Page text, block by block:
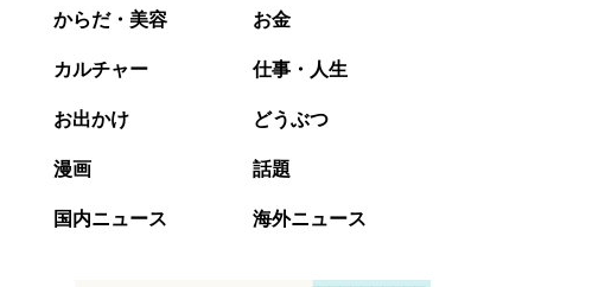
からだ・美容 お金
カルチャー 仕事・人生
お出かけ どうぶつ
漫画 話題
国内ニュース 海外ニュース